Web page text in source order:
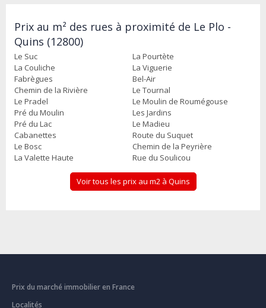
Prix au m² des rues à proximité de Le Plo -
Quins (12800)
Le Suc
La Pourtète
La Couliche
La Viguerie
Fabrègues
Bel-Air
Chemin de la Rivière
Le Tournal
Le Pradel
Le Moulin de Roumégouse
Pré du Moulin
Les Jardins
Pré du Lac
Le Madieu
Cabanettes
Route du Suquet
Le Bosc
Chemin de la Peyrière
La Valette Haute
Rue du Soulicou
Voir tous les prix au m2 à Quins
Prix du marché immobilier en France
Localités